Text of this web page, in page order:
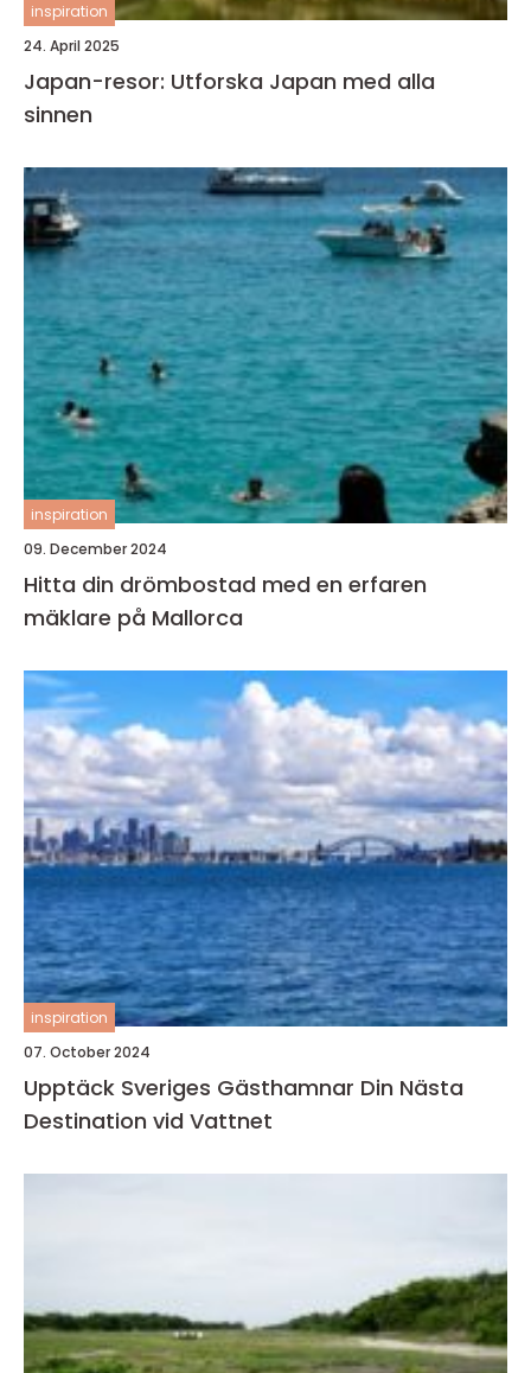
inspiration
24. April 2025
Japan-resor: Utforska Japan med alla
sinnen
inspiration
09. December 2024
Hitta din drömbostad med en erfaren
mäklare på Mallorca
inspiration
07. October 2024
Upptäck Sveriges Gästhamnar Din Nästa
Destination vid Vattnet